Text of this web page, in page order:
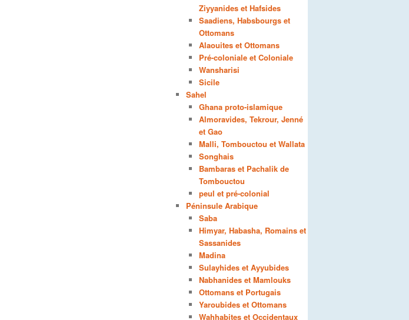
Ziyyanides et Hafsides
Saadiens, Habsbourgs et
Ottomans
Alaouites et Ottomans
Pré-coloniale et Coloniale
Wansharisi
Sicile
Sahel
Ghana proto-islamique
Almoravides, Tekrour, Jenné
et Gao
Malli, Tombouctou et Wallata
Songhais
Bambaras et Pachalik de
Tombouctou
peul et pré-colonial
Péninsule Arabique
Saba
Himyar, Habasha, Romains et
Sassanides
Madina
Sulayhides et Ayyubides
Nabhanides et Mamlouks
Ottomans et Portugais
Yaroubides et Ottomans
Wahhabites et Occidentaux